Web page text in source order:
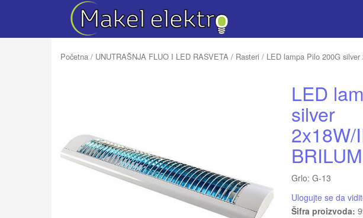
Početna / UNUTRAŠNJA FLUO I LED RASVETA / Rasteri / LED lampa Pilo 200G
LED
silver
2x18W/
BRILUM
Grlo: G-13
Ulogujte se da
Šifra proizvoda: